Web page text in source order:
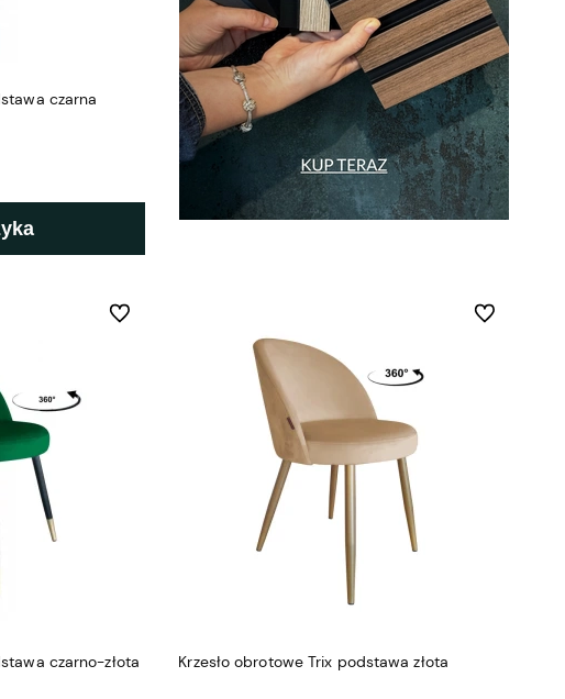
czarna
czarno-złota
Do ulubionych
Krzesło obrotowe Trix podstawa złota
Do ulubionych